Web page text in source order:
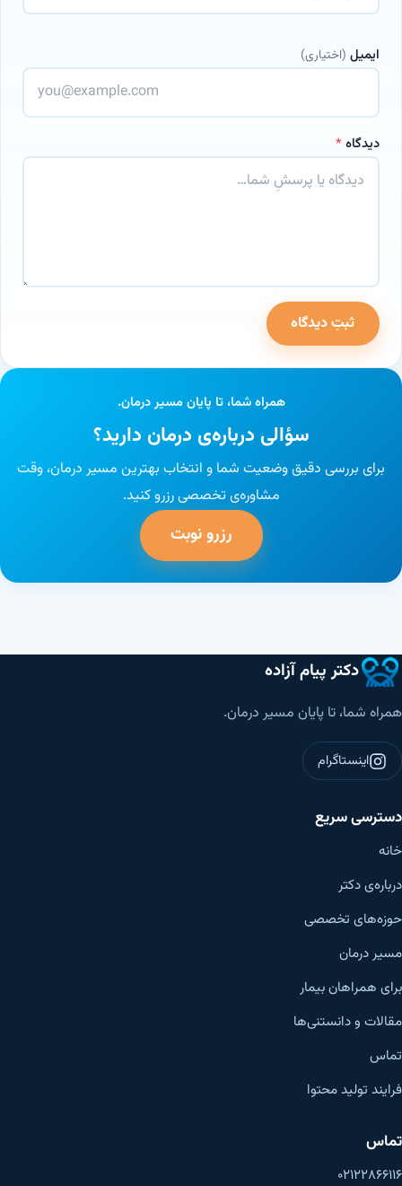
ایمیل (اختیاری)
دیدگاه*
وب‌سایتثبتِ دیدگاه
همراه شما، تا پایان مسیر درمان.
سؤالی درباره‌ی درمان دارید؟
برای بررسی دقیق وضعیت شما و انتخاب بهترین مسیر درمان، وقت
مشاوره‌ی تخصصی رزرو کنید.
رزرو نوبت
دکتر پیام آزاده
همراه شما، تا پایان مسیر درمان.
اینستاگرام
دسترسی سریع
خانه
درباره‌ی دکتر
حوزه‌های تخصصی
مسیر درمان
برای همراهان بیمار
مقالات و دانستنی‌ها
تماس
فرایند تولید محتوا
تماس
۰۲۱۲۲۸۶۶۱۱۶